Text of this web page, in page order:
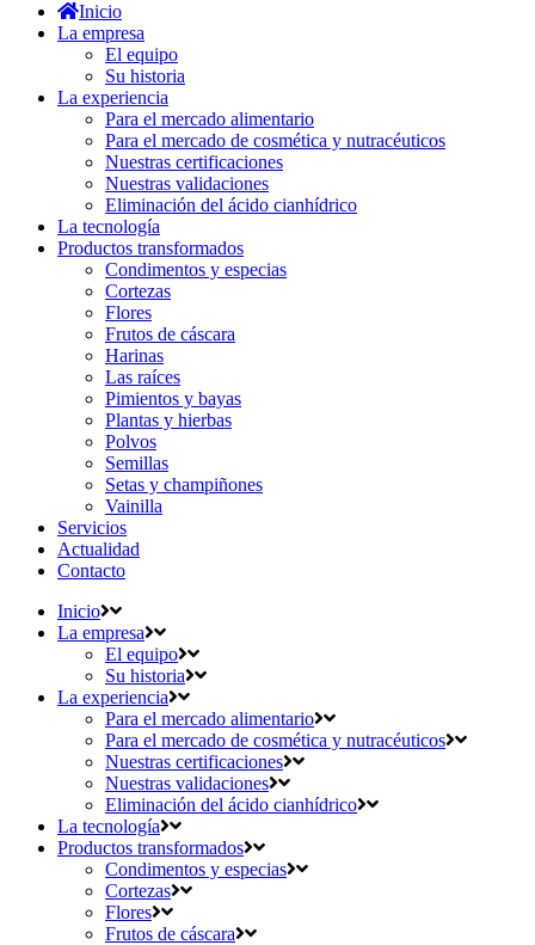
Inicio
La empresa
El equipo
Su historia
La experiencia
Para el mercado alimentario
Para el mercado de cosmética y nutracéuticos
Nuestras certificaciones
Nuestras validaciones
Eliminación del ácido cianhídrico
La tecnología
Productos transformados
Condimentos y especias
Cortezas
Flores
Frutos de cáscara
Harinas
Las raíces
Pimientos y bayas
Plantas y hierbas
Polvos
Semillas
Setas y champiñones
Vainilla
Servicios
Actualidad
Contacto
Inicio
La empresa
El equipo
Su historia
La experiencia
Para el mercado alimentario
Para el mercado de cosmética y nutracéuticos
Nuestras certificaciones
Nuestras validaciones
Eliminación del ácido cianhídrico
La tecnología
Productos transformados
Condimentos y especias
Cortezas
Flores
Frutos de cáscara